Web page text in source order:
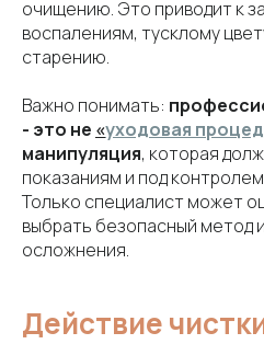
очищению. Это приводит к
воспалениям, тусклому
старению.
Важно понимать:
- это не «уходовая
манипуляция, которая
показаниям и под контролем
Только специалист может
выбрать безопасный метод
осложнения.
Действие